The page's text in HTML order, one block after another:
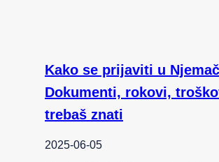
Kako se prijaviti u
Dokumenti, rokovi,
trebaš znati
2025-06-05